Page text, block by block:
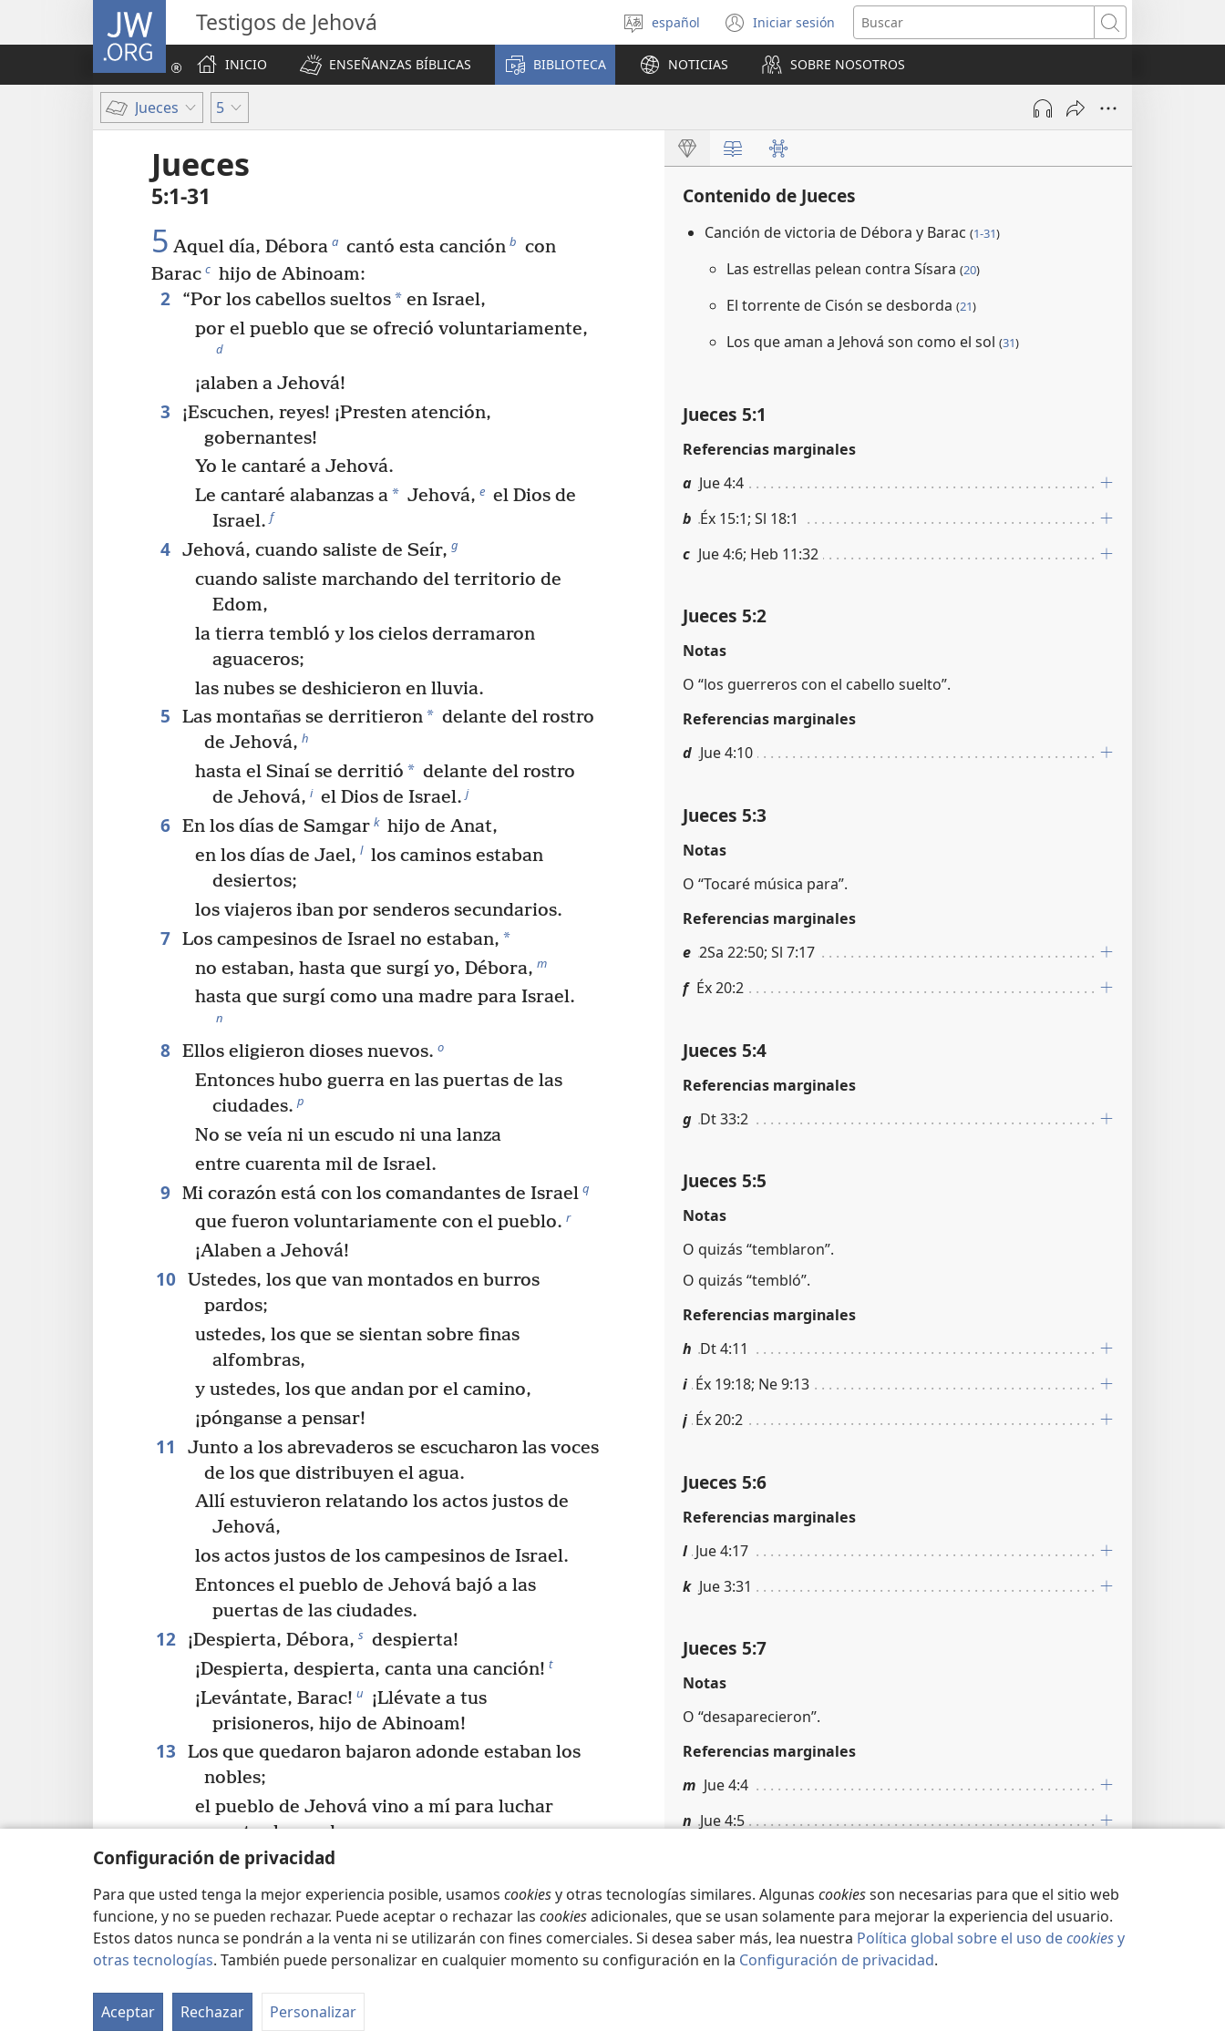
Configuración de privacidad
Para que usted tenga la mejor experiencia posible, usamos cookiesy otras tecnologías similares. Algunas cookiesson necesarias para que el sitio web
funcione, y no se pueden rechazar. Puede aceptar o rechazar las cookiesadicionales, que se usan solamente para mejorar la experiencia del usuario.
Estos datos nunca se pondrán a la venta ni se utilizarán con fines comerciales. Si desea saber más, lea nuestra Política global sobre el uso decookiesy
otras tecnologías. También puede personalizar en cualquier momento su configuración en la Configuración de privacidad.
Aceptar Rechazar Personalizar
JW.ORG Testigos de Jehová
Seleccionar
idioma
español Iniciar sesión
(abre
una
nueva
ventana)
Buscar
INICIO
ENSEÑANZAS BÍBLICAS BIBLIOTECA NOTICIAS SOBRE NOSOTROS
Jueces 5
Jueces
5:1-31
5 Aquel día, Débora a cantó esta canción b con
Barac c hijo de Abinoam:
2 “Por los cabellos sueltos*en Israel,
por el pueblo que se ofreció voluntariamente,
d
¡alaben a Jehová!
3
¡Escuchen, reyes! ¡Presten atención,
gobernantes!
Yo le cantaré a Jehová.
Le cantaré alabanzas a* Jehová, e el Dios de
Israel. f
4 Jehová, cuando saliste de Seír, g
cuando saliste marchando del territorio de
Edom,
la tierra tembló y los cielos derramaron
aguaceros;
las nubes se deshicieron en lluvia.
5 Las montañas se derritieron* delante del rostro
de Jehová, h
hasta el Sinaí se derritió * delante del rostro
de Jehová, i el Dios de Israel. j
6 En los días de Samgar k hijo de Anat,
en los días de Jael, l los caminos estaban
desiertos;
los viajeros iban por senderos secundarios.
7 Los campesinos de Israel no estaban, *
no estaban, hasta que surgí yo, Débora, m
hasta que surgí como una madre para Israel.
n
8 Ellos eligieron dioses nuevos. o
Entonces hubo guerra en las puertas de las
ciudades. p
No se veía ni un escudo ni una lanza
entre cuarenta mil de Israel.
9 Mi corazón está con los comandantes de Israel q
que fueron voluntariamente con el pueblo. r
¡Alaben a Jehová!
10 Ustedes, los que van montados en burros
pardos;
ustedes, los que se sientan sobre finas
alfombras,
y ustedes, los que andan por el camino,
¡pónganse a pensar!
11
Junto a los abrevaderos se escucharon las voces
de los que distribuyen el agua.
Allí estuvieron relatando los actos justos de
Jehová,
los actos justos de los campesinos de Israel.
Entonces el pueblo de Jehová bajó a las
puertas de las ciudades.
12 ¡Despierta, Débora, s despierta!
¡Despierta, despierta, canta una canción! t
¡Levántate, Barac! u
¡Llévate a tus
prisioneros, hijo de Abinoam!
13
Los que quedaron bajaron adonde estaban los
nobles;
el pueblo de Jehová vino a mí para luchar
contra los poderosos.
14 De Efraín eran los que estaban en el valle;
van contigo, Benjamín, entre tus hombres.
De Makir, v bajaron los comandantes
y, de Zabulón, los que llevan el bastón para
reclutar soldados.
Los príncipes de Isacar estuvieron con Débora.
Así como estuvo Isacar, también estuvo
Contenido de Jueces
Canción de victoria de Débora y Barac (1-31)
Las estrellas pelean contra Sísara (20)
El torrente de Cisón se desborda (21)
Los que aman a Jehová son como el sol (31)
Jueces 5:1
Referencias marginales
a Jue 4:4
b Éx 15:1; Sl 18:1
c Jue 4:6; Heb 11:32
Jueces 5:2
Notas
O “los guerreros con el cabello suelto”.
Referencias marginales
d Jue 4:10
Jueces 5:3
Notas
O “Tocaré música para”.
Referencias marginales
e 2Sa 22:50; Sl 7:17
f Éx 20:2
Jueces 5:4
Referencias marginales
g Dt 33:2
Jueces 5:5
Notas
O quizás “temblaron”.
O quizás “tembló”.
Referencias marginales
h Dt 4:11
i Éx 19:18; Ne 9:13
j Éx 20:2
Jueces 5:6
Referencias marginales
l Jue 4:17
k Jue 3:31
Jueces 5:7
Notas
O “desaparecieron”.
Referencias marginales
m Jue 4:4
n Jue 4:5
Jueces 5:8
Referencias marginales
o
Dt 32:16, 17; Jue 2:12